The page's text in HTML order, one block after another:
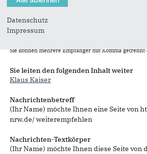
Sie können mehrere Empfänger mit Komma getrennt
Sie leiten den folgenden Inhalt weiter
Klaus Kaiser
Nachrichtenbetreff
(Ihr Name) möchte Ihnen eine Seite von
nrw.de/ weiterempfehlen
Nachrichten-Textkörper
(Ihr Name) möchte Ihnen diese Seite von
Datenschutz
Impressum